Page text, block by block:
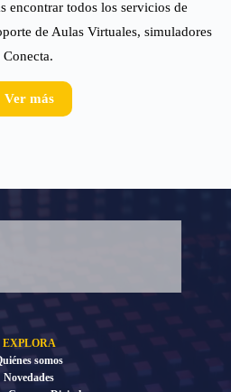
encontrar todos los servicios de
de Aulas Virtuales, simuladores
Ver más
EXPLORA
somos
Novedades